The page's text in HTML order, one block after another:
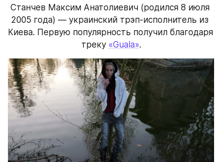
Станчев Максим Анатолиевич (родился 8 июля
2005 года) — украинский трэп-исполнитель из
Киева. Первую популярность получил благодаря
треку «Guala».